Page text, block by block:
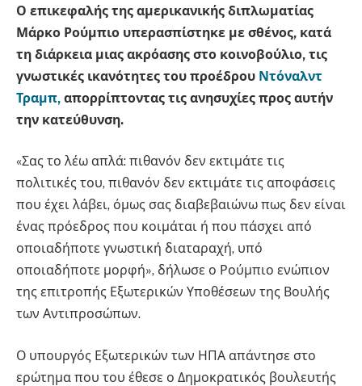
Ο επικεφαλής της αμερικανικής διπλωματίας
Μάρκο Ρούμπιο υπερασπίστηκε με σθένος, κατά
τη διάρκεια μιας ακρόασης στο κοινοβούλιο, τις
γνωστικές ικανότητες του προέδρου Ντόναλντ
Τραμπ, απορρίπτοντας τις ανησυχίες προς αυτήν
την κατεύθυνση.
«Σας το λέω απλά: πιθανόν δεν εκτιμάτε τις
πολιτικές του, πιθανόν δεν εκτιμάτε τις αποφάσεις
που έχει λάβει, όμως σας διαβεβαιώνω πως δεν είναι
ένας πρόεδρος που κοιμάται ή που πάσχει από
οποιαδήποτε γνωστική διαταραχή, υπό
οποιαδήποτε μορφή», δήλωσε ο Ρούμπιο ενώπιον
της επιτροπής Εξωτερικών Υποθέσεων της Βουλής
των Αντιπροσώπων.
Ο υπουργός Εξωτερικών των ΗΠΑ απάντησε στο
ερώτημα που του έθεσε ο Δημοκρατικός βουλευτής